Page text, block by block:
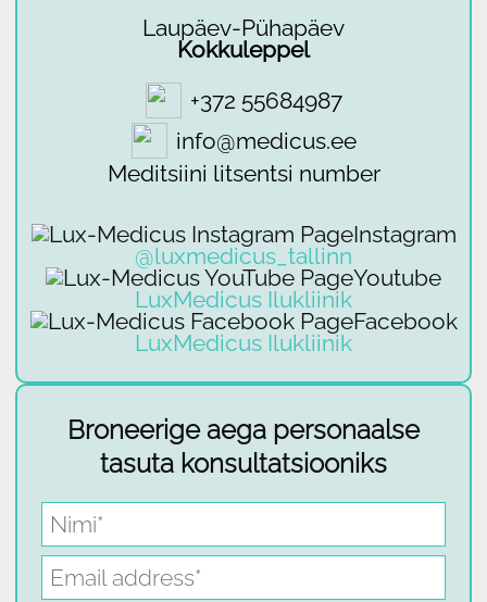
Laupäev-Pühapäev
Kokkuleppel
+372 55684987
info@medicus.ee
Meditsiini litsentsi number
Instagram
@luxmedicus_tallinn
Youtube
LuxMedicus Ilukliinik
Facebook
LuxMedicus Ilukliinik
Broneerige aega personaalse
tasuta konsultatsiooniks